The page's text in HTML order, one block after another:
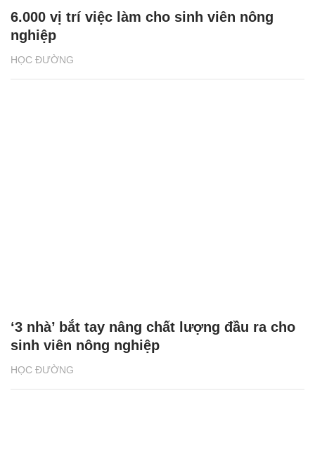
HỌC ĐƯỜNG
6.000 vị trí việc làm cho sinh viên nông
nghiệp
HỌC ĐƯỜNG
‘3 nhà’ bắt tay nâng chất lượng đầu ra cho
sinh viên nông nghiệp